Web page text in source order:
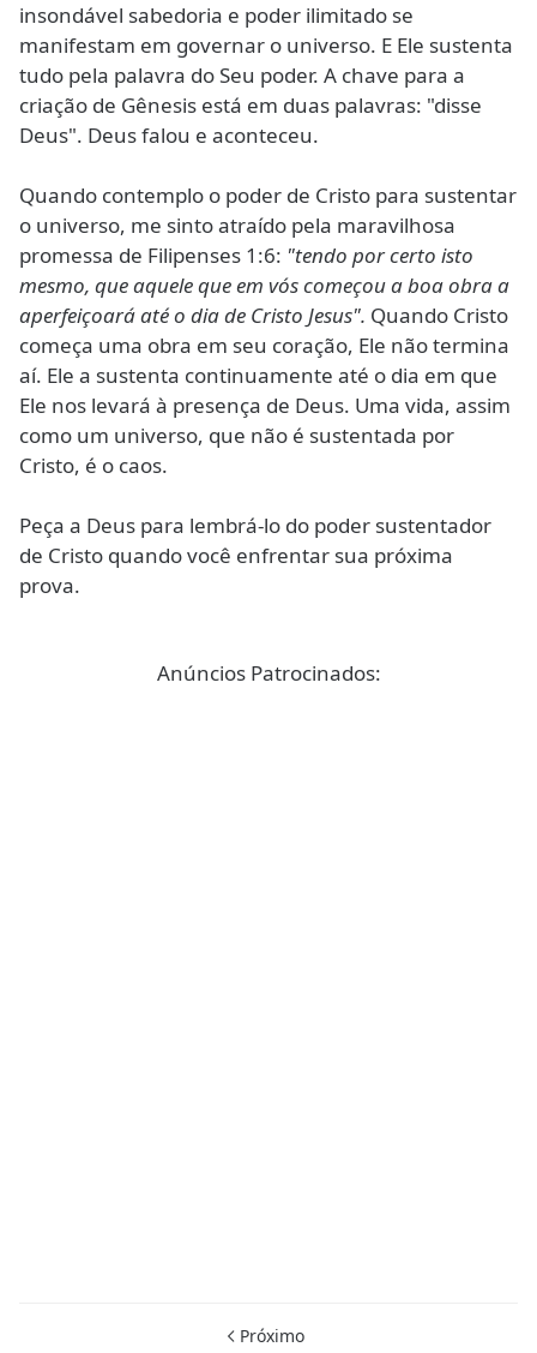
insondável sabedoria e poder ilimitado se
manifestam em governar o universo. E Ele sustenta
tudo pela palavra do Seu poder. A chave para a
criação de Gênesis está em duas palavras: "disse
Deus". Deus falou e aconteceu.
Quando contemplo o poder de Cristo para sustentar
o universo, me sinto atraído pela maravilhosa
promessa de Filipenses 1:6: "tendo por certo isto
mesmo, que aquele que em vós começou a boa obra a
aperfeiçoará até o dia de Cristo Jesus". Quando Cristo
começa uma obra em seu coração, Ele não termina
aí. Ele a sustenta continuamente até o dia em que
Ele nos levará à presença de Deus. Uma vida, assim
como um universo, que não é sustentada por
Cristo, é o caos.
Peça a Deus para lembrá-lo do poder sustentador
de Cristo quando você enfrentar sua próxima
prova.
Anúncios Patrocinados:
Próximo